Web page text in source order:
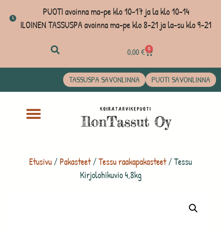
PUOTI avoinna ma-pe klo 10-17 ja la klo 10-14
ILOINEN TASSUSPA avoinna ma-pe klo 8-21 ja la-su klo 9-21
0,00€ 0
TASSUSPA SAVONLINNA PUOTI SAVONLINNA
Etusivu / Pakasteet/Tessu raakapakasteet/ Tessu
Kirjolohikuvio 4,8kg